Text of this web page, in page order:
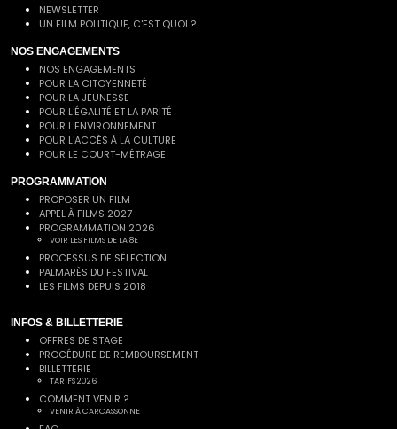
NEWSLETTER
UN FILM POLITIQUE, C'EST QUOI ?
NOS ENGAGEMENTS
NOS ENGAGEMENTS
POUR LA CITOYENNETÉ
POUR LA JEUNESSE
POUR L'ÉGALITÉ ET LA PARITÉ
POUR L'ENVIRONNEMENT
POUR L'ACCÈS À LA CULTURE
POUR LE COURT-MÉTRAGE
PROGRAMMATION
PROPOSER UN FILM
APPEL À FILMS 2027
PROGRAMMATION 2026
VOIR LES FILMS DE LA 8E
PROCESSUS DE SÉLECTION
PALMARÈS DU FESTIVAL
LES FILMS DEPUIS 2018
INFOS & BILLETTERIE
OFFRES DE STAGE
PROCÉDURE DE REMBOURSEMENT
BILLETTERIE
TARIFS 2026
COMMENT VENIR ?
VENIR À CARCASSONNE